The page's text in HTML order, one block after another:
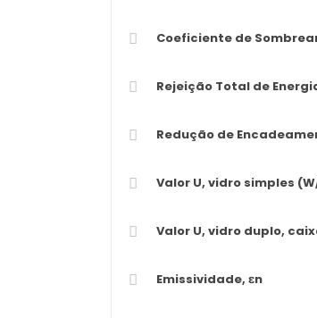
Coeficiente de
Rejeição Total de
Redução de
Valor U, vidro simples
Valor U, vidro duplo,
Emissividade, εn